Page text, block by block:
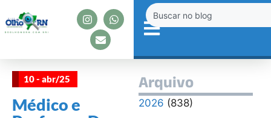
10 - abr/25
Médico e
Arquivo
2026 (838)